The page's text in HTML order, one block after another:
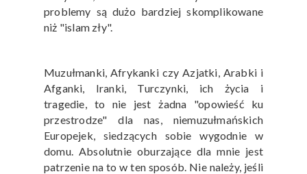
problemy są dużo bardziej skomplikowane
niż "islam zły".
Muzułmanki, Afrykanki czy Azjatki, Arabki i
Afganki, Iranki, Turczynki, ich życia i
tragedie, to nie jest żadna "opowieść ku
przestrodze" dla nas, niemuzułmańskich
Europejek, siedzących sobie wygodnie w
domu. Absolutnie oburzające dla mnie jest
patrzenie na to w ten sposób. Nie należy, jeśli